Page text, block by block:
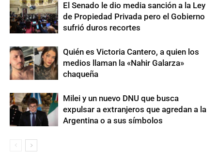
El Senado le dio media sanción a la Ley
de Propiedad Privada pero el Gobierno
sufrió duros recortes
Quién es Victoria Cantero, a quien los
medios llaman la «Nahir Galarza»
chaqueña
Milei y un nuevo DNU que busca
expulsar a extranjeros que agredan a la
Argentina o a sus símbolos